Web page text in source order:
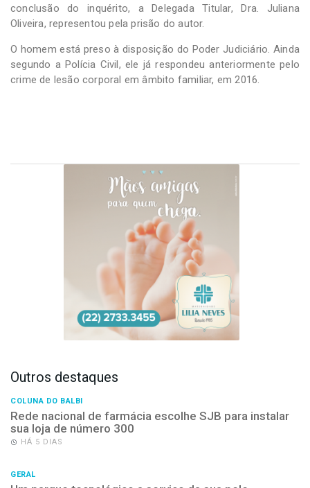
conclusão do inquérito, a Delegada Titular, Dra. Juliana
Oliveira, representou pela prisão do autor.
O homem está preso à disposição do Poder Judiciário. Ainda
segundo a Polícia Civil, ele já respondeu anteriormente pelo
crime de lesão corporal em âmbito familiar, em 2016.
Outros destaques
COLUNA DO BALBI
Rede nacional de farmácia escolhe SJB para instalar
sua loja de número 300
HÁ 5 DIAS
GERAL